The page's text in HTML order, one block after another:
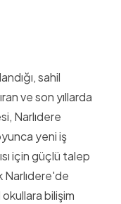
sahil
ve son yıllarda
Narlıdere
yeni iş
için güçlü talep
Narlıdere'de
bilişim